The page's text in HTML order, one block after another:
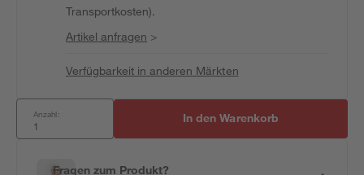
Transportkosten).
Artikel anfragen >
Verfügbarkeit in anderen Märkten
Anzahl: In den Warenkorb
Fragen zum Produkt?